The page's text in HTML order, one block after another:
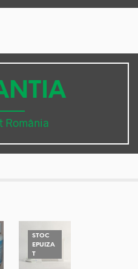
România
STOC
EPUIZA
T